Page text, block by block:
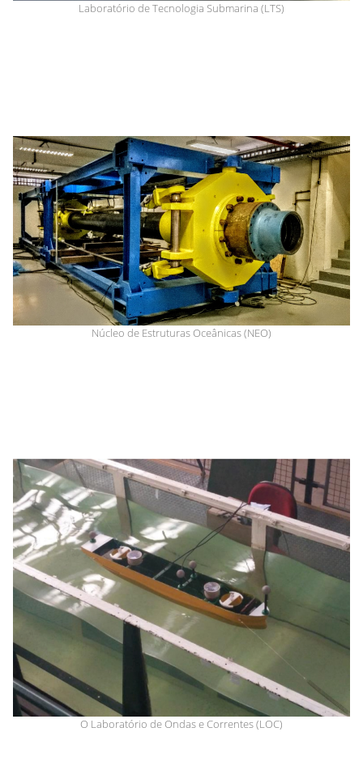
Laboratório de Tecnologia Submarina (LTS)
Núcleo de Estruturas Oceânicas (NEO)
O Laboratório de Ondas e Correntes (LOC)